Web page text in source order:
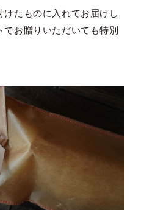
たものに入れてお届けし
お贈りいただいても特別